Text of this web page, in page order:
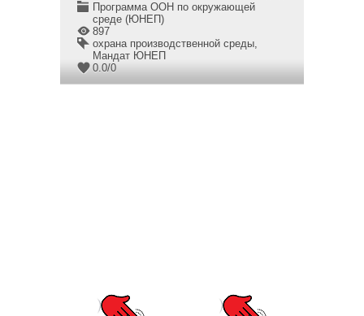
Программа ООН по окружающей
среде (ЮНЕП)
897
охрана производственной среды,
Мандат ЮНЕП
0.0/0